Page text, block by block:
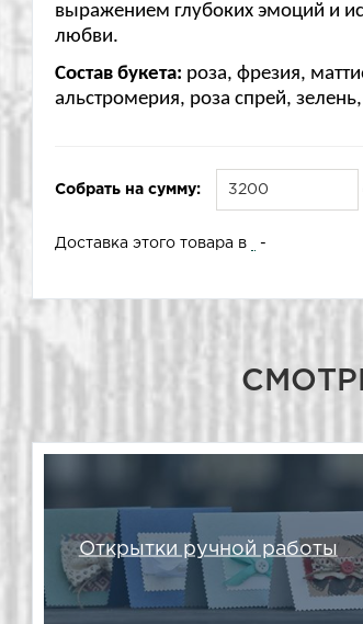
выражением глубоких эмоций и
любви.
Состав букета: роза, фрезия,
альстромерия, роза спрей,
Собрать на сумму:
Доставка этого товара в -
Открытки ручной работы